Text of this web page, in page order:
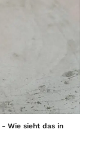
- Wie sieht das in